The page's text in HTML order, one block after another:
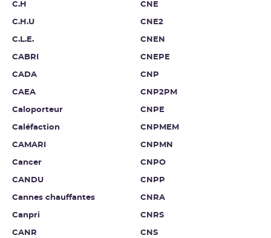
C.H
C.H.U
C.L.E.
CABRI
CADA
CAEA
Caloporteur
Caléfaction
CAMARI
Cancer
CANDU
Cannes chauffantes
Canpri
CANR
CNE
CNE2
CNEN
CNEPE
CNP
CNP2PM
CNPE
CNPMEM
CNPMN
CNPO
CNPP
CNRA
CNRS
CNS